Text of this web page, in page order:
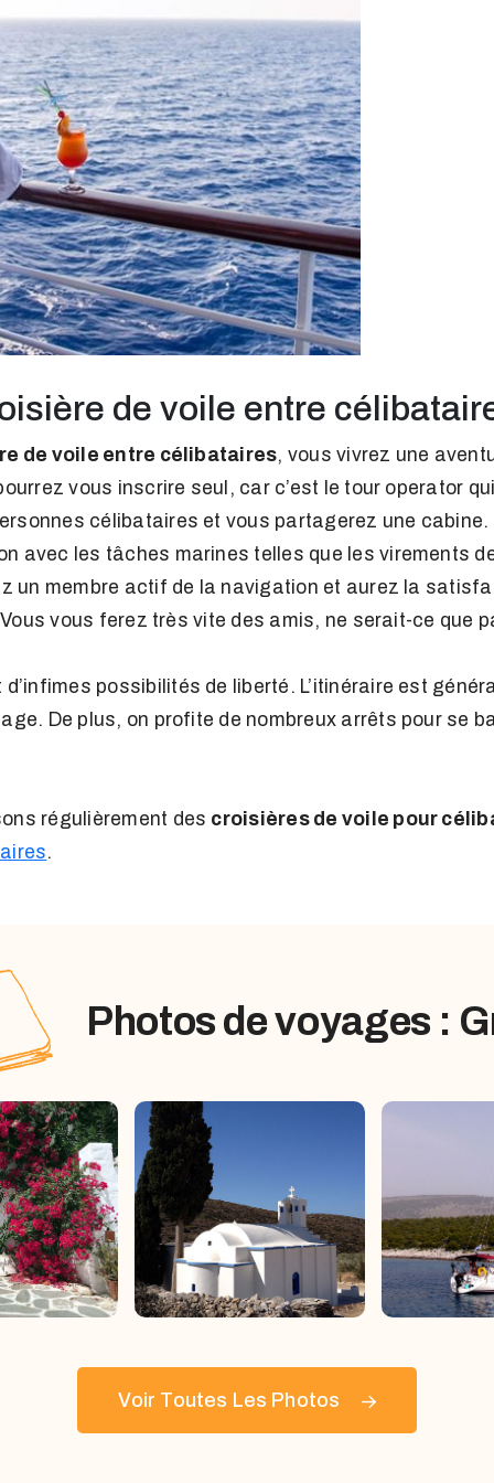
de voile entre
de voile entre célibataires, vous vivrez une
vous inscrire seul, car c’est le tour operator
célibataires et vous partagerez une cabine.
avec les tâches marines telles que les virements
un membre actif de la navigation et aurez la
vous ferez très vite des amis, ne serait-ce que
possibilités de liberté. L’itinéraire est
De plus, on profite de nombreux arrêts pour se
régulièrement des croisières de voile pour
.
Photos de voyages :
Voir Toutes Les Photos